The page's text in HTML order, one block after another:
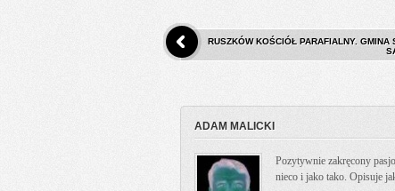
RUSZKÓW KOŚCIÓŁ PARAFIALNY. GMINA
ADAM MALICKI
Pozytywnie zakręcony
nieco i jako tako. Opisuje